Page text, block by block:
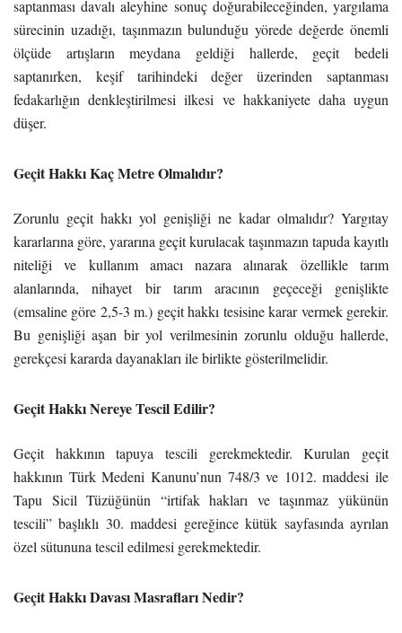
saptanması davalı aleyhine sonuç doğurabileceğinden, yargılama
sürecinin uzadığı, taşınmazın bulunduğu yörede değerde önemli
ölçüde artışların meydana geldiği hallerde, geçit bedeli
saptanırken, keşif tarihindeki değer üzerinden saptanması
fedakarlığın denkleştirilmesi ilkesi ve hakkaniyete daha uygun
düşer.
Geçit Hakkı Kaç Metre Olmalıdır?
Zorunlu geçit hakkı yol genişliği ne kadar olmalıdır? Yargıtay
kararlarına göre, yararına geçit kurulacak taşınmazın tapuda kayıtlı
niteliği ve kullanım amacı nazara alınarak özellikle tarım
alanlarında, nihayet bir tarım aracının geçeceği genişlikte
(emsaline göre 2,5-3 m.) geçit hakkı tesisine karar vermek gerekir.
Bu genişliği aşan bir yol verilmesinin zorunlu olduğu hallerde,
gerekçesi kararda dayanakları ile birlikte gösterilmelidir.
Geçit Hakkı Nereye Tescil Edilir?
Geçit hakkının tapuya tescili gerekmektedir. Kurulan geçit
hakkının Türk Medeni Kanunu’nun 748/3 ve 1012. maddesi ile
Tapu Sicil Tüzüğünün “irtifak hakları ve taşınmaz yükünün
tescili” başlıklı 30. maddesi gereğince kütük sayfasında ayrılan
özel sütununa tescil edilmesi gerekmektedir.
Geçit Hakkı Davası Masrafları Nedir?